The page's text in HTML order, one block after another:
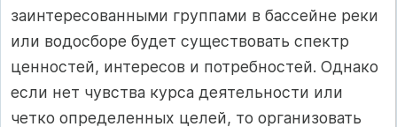
заинтересованными группами в бассейне реки
или водосборе будет существовать спектр
ценностей, интересов и потребностей. Однако
если нет чувства курса деятельности или
четко определенных целей, то организовать